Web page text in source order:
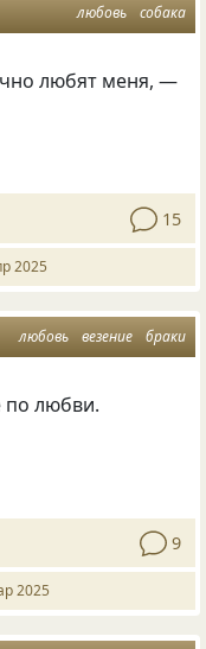
любовь собака
любят меня, —
15
2025
любовь везение браки
по любви.
9
2025